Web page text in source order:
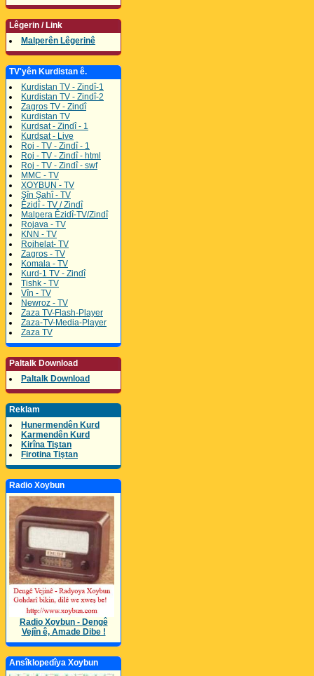
Lêgerin / Link
Malperên Lêgerinê
TV'yên Kurdistan ê.
Kurdistan TV - Zindî-1
Kurdistan TV - Zindî-2
Zagros TV - Zindî
Kurdistan TV
Kurdsat - Zindî - 1
Kurdsat - Live
Roj - TV - Zindî - 1
Roj - TV - Zindî - html
Roj - TV - Zindî - swf
MMC - TV
XOYBUN - TV
Şîn Şahî - TV
Êzidî - TV / Zindî
Malpera Êzidî-TV/Zindî
Rojava - TV
KNN - TV
Rojhelat- TV
Zagros - TV
Komala - TV
Kurd-1 TV - Zindî
Tishk - TV
Vîn - TV
Newroz - TV
Zaza TV-Flash-Player
Zaza-TV-Media-Player
Zaza TV
Paltalk Download
Paltalk Download
Reklam
Hunermendên Kurd
Karmendên Kurd
Kirîna Tiştan
Firotina Tiştan
Radio Xoybun
Radio Xoybun - Dengê
Vejîn ê, Amade Dibe !
Ansîklopedîya Xoybun